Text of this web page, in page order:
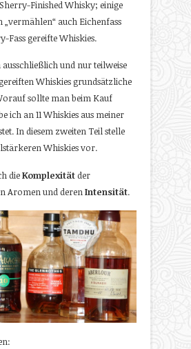
Sherry-Finished Whisky; einige
„vermählen“ auch Eichenfass
Fass gereifte Whiskies.
ausschließlich und nur teilweise
Whiskies grundsätzliche
sollte man beim Kauf
ich an 11 Whiskies aus meiner
In diesem zweiten Teil stelle
Whiskies vor.
dieKomplexitätder
Aromen und derenIntensität.